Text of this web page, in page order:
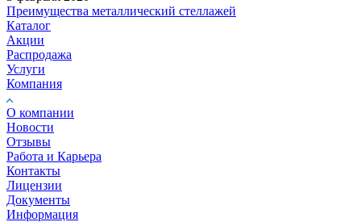
Преимущества металлический стеллажей
Каталог
Акции
Распродажа
Услуги
Компания
О компании
Новости
Отзывы
Работа и Карьера
Контакты
Лицензии
Документы
Информация